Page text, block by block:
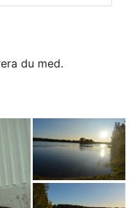
du med.